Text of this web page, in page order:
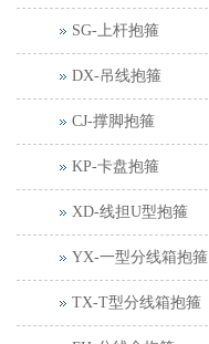
SG-上杆抱箍
DX-吊线抱箍
CJ-撑脚抱箍
KP-卡盘抱箍
XD-线担U型抱箍
YX-一型分线箱抱箍
TX-T型分线箱抱箍